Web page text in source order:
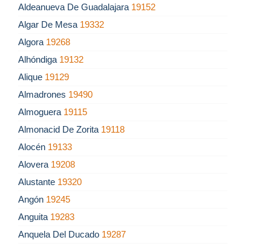
Aldeanueva De Guadalajara 19152
Algar De Mesa 19332
Algora 19268
Alhóndiga 19132
Alique 19129
Almadrones 19490
Almoguera 19115
Almonacid De Zorita 19118
Alocén 19133
Alovera 19208
Alustante 19320
Angón 19245
Anguita 19283
Anquela Del Ducado 19287